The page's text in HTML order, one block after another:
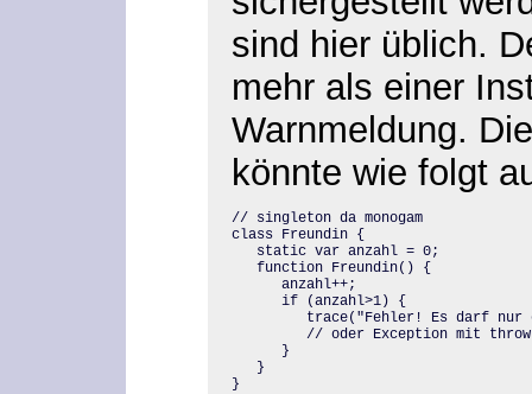
sind hier üblich.
mehr als einer
Warnmeldung.
könnte wie folgt
// singleton da monogam
class Freundin {
   static var anzahl = 0;
   function Freundin() {
      anzahl++;
      if (anzahl>1) {
trace("Fehler! Es darf nur
// oder Exception mit
      }
   }
}